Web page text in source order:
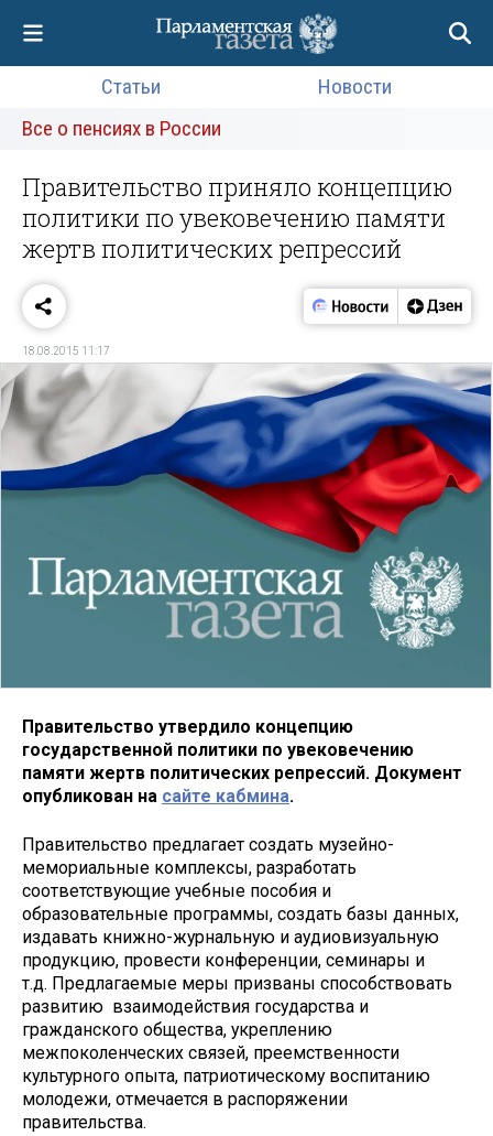
Статьи
Новости
Все о пенсиях в России
Правительство приняло концепцию
политики по увековечению памяти
жертв политических репрессий
18.08.2015 11:17
Правительство утвердило концепцию
государственной политики по увековечению
памяти жертв политических репрессий. Документ
опубликован на сайте кабмина.
Правительство предлагает создать музейно-
мемориальные комплексы, разработать
соответствующие учебные пособия и
образовательные программы, создать базы данных,
издавать книжно-журнальную и аудиовизуальную
продукцию, провести конференции, семинары и
т.д. Предлагаемые меры призваны способствовать
развитию взаимодействия государства и
гражданского общества, укреплению
межпоколенческих связей, преемственности
культурного опыта, патриотическому воспитанию
молодежи, отмечается в распоряжении
правительства.